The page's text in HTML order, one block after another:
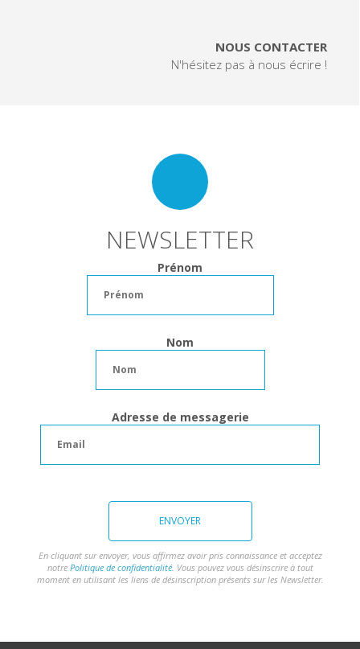
NOUS CONTACTER
N'hésitez pas à nous écrire !
NEWSLETTER
Prénom
Nom
Adresse de messagerie
ENVOYER
En cliquant sur envoyer, vous affirmez avoir pris connaissance et acceptez
notre Politique de confidentialité. Vous pouvez vous désinscrire à tout
moment en utilisant les liens de désinscription présents sur les Newsletter.